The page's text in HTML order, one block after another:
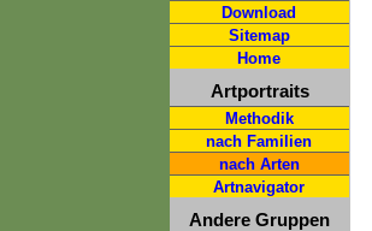
Download
Sitemap
Home
Artportraits
Methodik
nach Familien
nach Arten
Artnavigator
Andere Gruppen